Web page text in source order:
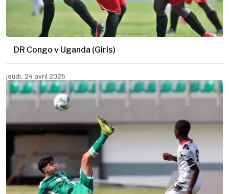
DR Congo v Uganda (Girls)
jeudi, 24 avril 2025